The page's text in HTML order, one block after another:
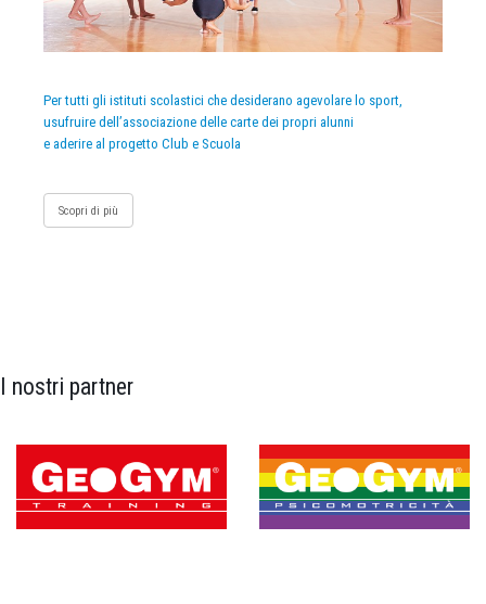
Per tutti gli istituti scolastici che desiderano agevolare lo sport,
usufruire dell’associazione delle carte dei propri alunni
e aderire al progetto Club e Scuola
Scopri di più
I nostri partner